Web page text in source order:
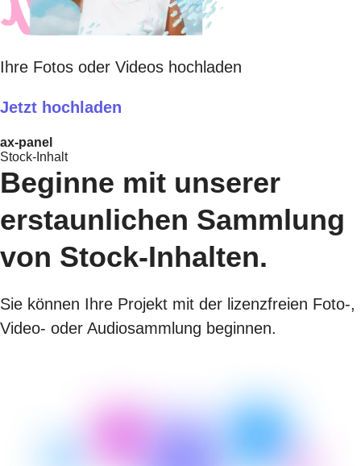
Ihre Fotos oder Videos hochladen
Jetzt hochladen
ax-panel
Stock-Inhalt
Beginne mit unserer
erstaunlichen Sammlung
von Stock-Inhalten.
Sie können Ihre Projekt mit der lizenzfreien Foto-,
Video- oder Audiosammlung beginnen.